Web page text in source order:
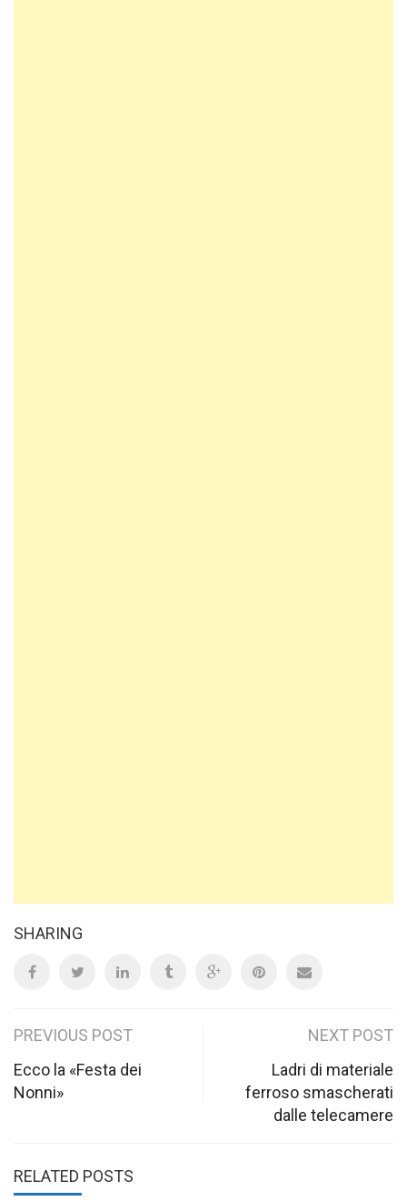
SHARING
Post
navigation
PREVIOUS POST
Ecco la «Festa dei
Nonni»
NEXT POST
Ladri di materiale
ferroso smascherati
dalle telecamere
RELATED POSTS